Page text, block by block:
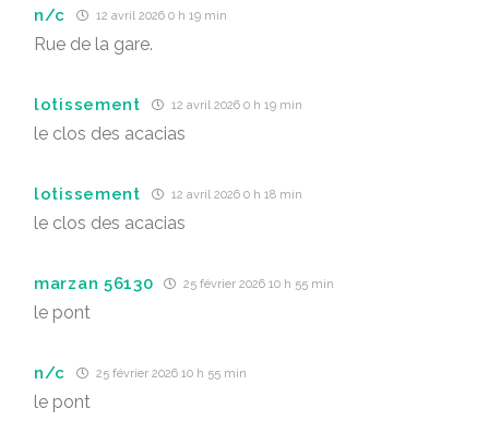
n/c 12 avril 2026 0 h 19 min
Rue de la gare.
lotissement 12 avril 2026 0 h 19 min
le clos des acacias
lotissement 12 avril 2026 0 h 18 min
le clos des acacias
marzan 56130 25 février 2026 10 h 55 min
le pont
n/c 25 février 2026 10 h 55 min
le pont